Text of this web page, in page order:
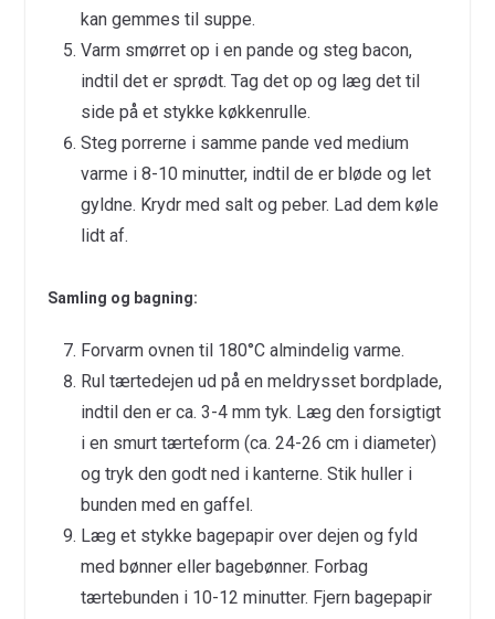
kan gemmes til suppe.
Varm smørret op i en pande og steg bacon,
indtil det er sprødt. Tag det op og læg det til
side på et stykke køkkenrulle.
Steg porrerne i samme pande ved medium
varme i 8-10 minutter, indtil de er bløde og let
gyldne. Krydr med salt og peber. Lad dem køle
lidt af.
Samling og bagning:
Forvarm ovnen til 180°C almindelig varme.
Rul tærtedejen ud på en meldrysset bordplade,
indtil den er ca. 3-4 mm tyk. Læg den forsigtigt
i en smurt tærteform (ca. 24-26 cm i diameter)
og tryk den godt ned i kanterne. Stik huller i
bunden med en gaffel.
Læg et stykke bagepapir over dejen og fyld
med bønner eller bagebønner. Forbag
tærtebunden i 10-12 minutter. Fjern bagepapir